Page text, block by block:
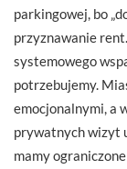
parkingowej, bo
przyznawanie
systemowego
potrzebujemy.
emocjonalnymi, a
prywatnych wizyt
mamy